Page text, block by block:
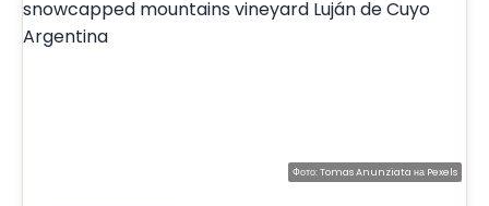
Фото:Tomas Anunziata на Pexels